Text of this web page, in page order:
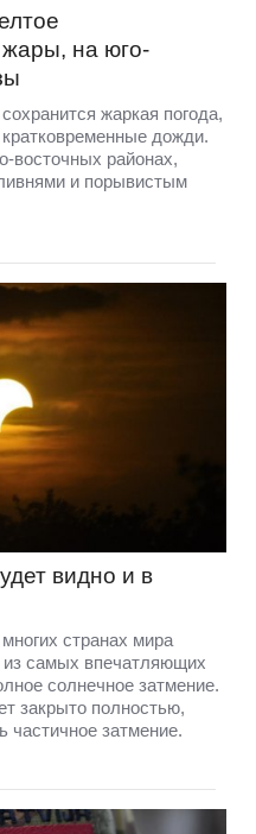
на юго-
жаркая погода,
дожди.
восточных районах,
и порывистым
видно и в
странах мира
самых впечатляющих
солнечное затмение.
закрыто полностью,
частичное затмение.